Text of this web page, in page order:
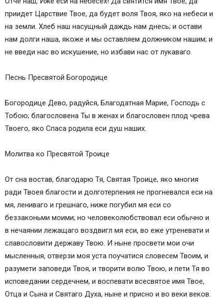
приидет Царствие Твое, да будет воля Твоя, яко на небеси и
на земли. Хлеб наш насущный даждь нам днесь; и остави
нам долги наша, якоже и мы оставляем должником нашим; и
не введи нас во искушение, но избави нас от лукаваго.
Песнь Пресвятой Богородице
Богородице Дево, радуйся, Благодатная Марие, Господь с
Тобою; благословена Ты в женах и благословен плод чрева
Твоего, яко Спаса родила еси душ наших.
Молитва ко Пресвятой Троице
От сна востав, благодарю Тя, Святая Троице, яко многия
ради Твоея благости и долготерпения не прогневался еси на
мя, лениваго и грешнаго, ниже погубил мя еси со
беззаконьми моими; но человеколюбствовал еси обычно и
в нечаянии лежащаго воздвигл мя еси, во еже утреневати и
славословити державу Твою. И ныне просвети мои очи
мысленныя, отверзи моя уста поучатися словесем Твоим, и
разумети заповеди Твоя, и творити волю Твою, и пети Тя во
исповедании сердечнем, и воспевати всесвятое имя Твое,
Отца и Сына и Святаго Духа, ныне и присно и во веки веков.